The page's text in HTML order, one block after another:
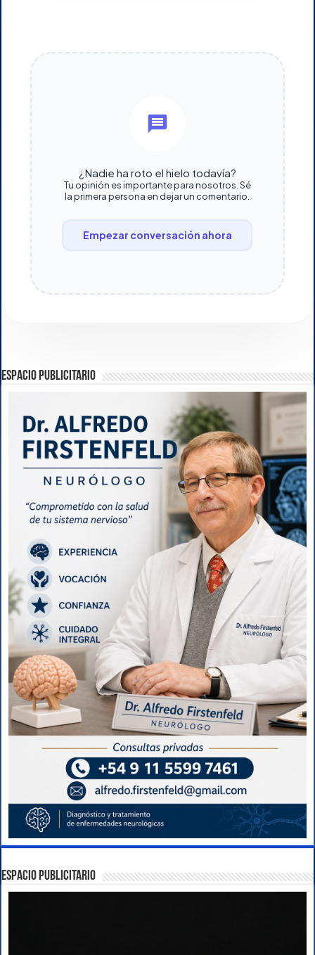
¿Nadie ha roto el hielo todavía?
Tu opinión es importante para nosotros. Sé
la primera persona en dejar un comentario.
Empezar conversación ahora
ESPACIO PUBLICITARIO
ESPACIO PUBLICITARIO